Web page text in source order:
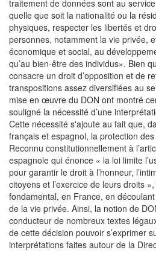
traitement de données sont au
quelle que soit la nationalité ou la
physiques, respecter les libertés et
personnes, notamment la vie privée,
économique et social, au
qu’au bien-être des individus». Bien
consacre un droit d’opposition et de
transpositions assez diversifiées au
mise en œuvre du DON ont montré
souligné la nécessité d’une
Cette nécessité s'ajoute au fait que,
français et espagnol, la protection
Reconnu constitutionnellement à
espagnole qui énonce « la loi limite
pour garantir le droit à l’honneur,
citoyens et l’exercice de leurs droits
fondamental, en France, en
de la vie privée. Ainsi, la notion de
conducteur de nombreux textes
de cette décision pouvoir s’exprimer
interprétations faites autour de la